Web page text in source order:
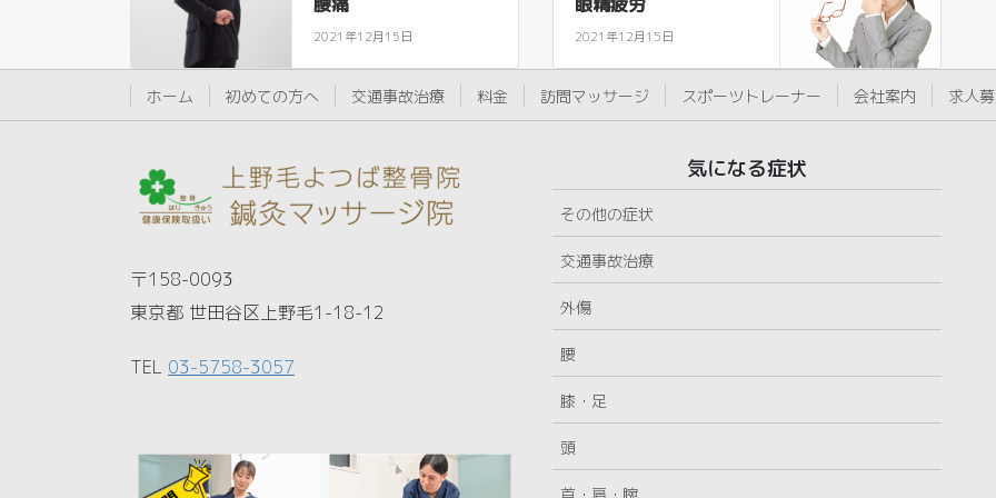
腰痛
2021年12月15日
眼精疲労
2021年12月15日
ホーム 初めての方へ 交通事故治療 料金 訪問マッサージ スポーツトレーナー 会社案内 求人
〒158-0093
東京都 世田谷区上野毛1-18-12
TEL 03-5758-3057
気になる症状
その他の症状
交通事故治療
外傷
腰
膝・足
頭